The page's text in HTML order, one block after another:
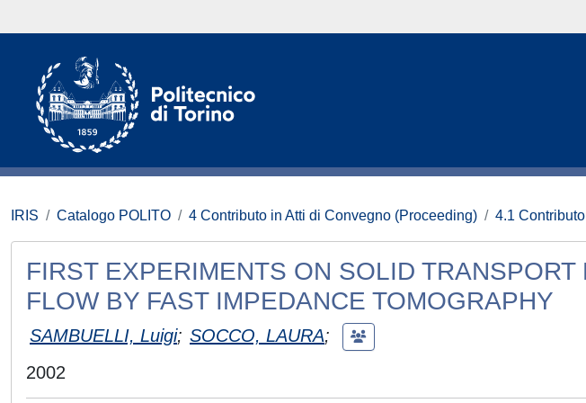
IRIS Catalogo POLITO 4 Contributo in Atti di Convegno (Proceeding) 4.1
FIRST EXPERIMENTS ON SOLID
FLOW BY FAST IMPEDANCE TOMOGRAPHY
SAMBUELLI, Luigi; SOCCO, LAURA;
2002